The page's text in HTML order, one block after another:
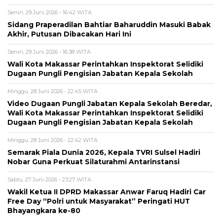
Senin, 29 Juni 2026 - 16:42 WITA
Sidang Praperadilan Bahtiar Baharuddin Masuki Babak
Akhir, Putusan Dibacakan Hari Ini
Senin, 29 Juni 2026 - 16:38 WITA
Wali Kota Makassar Perintahkan Inspektorat Selidiki
Dugaan Pungli Pengisian Jabatan Kepala Sekolah
Minggu, 28 Juni 2026 - 22:45 WITA
Video Dugaan Pungli Jabatan Kepala Sekolah Beredar,
Wali Kota Makassar Perintahkan Inspektorat Selidiki
Dugaan Pungli Pengisian Jabatan Kepala Sekolah
Minggu, 28 Juni 2026 - 22:42 WITA
Semarak Piala Dunia 2026, Kepala TVRI Sulsel Hadiri
Nobar Guna Perkuat Silaturahmi Antarinstansi
Sabtu, 27 Juni 2026 - 23:27 WITA
Wakil Ketua II DPRD Makassar Anwar Faruq Hadiri Car
Free Day “Polri untuk Masyarakat” Peringati HUT
Bhayangkara ke-80